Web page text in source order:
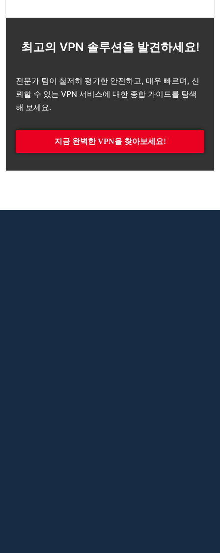
최고의 VPN 솔루션을 발견하세요!
전문가 팀이 철저히 평가한 안전하고, 매우 빠르며, 신
뢰할 수 있는 VPN 서비스에 대한 종합 가이드를 탐색
해 보세요.
지금 완벽한 VPN을 찾아보세요!